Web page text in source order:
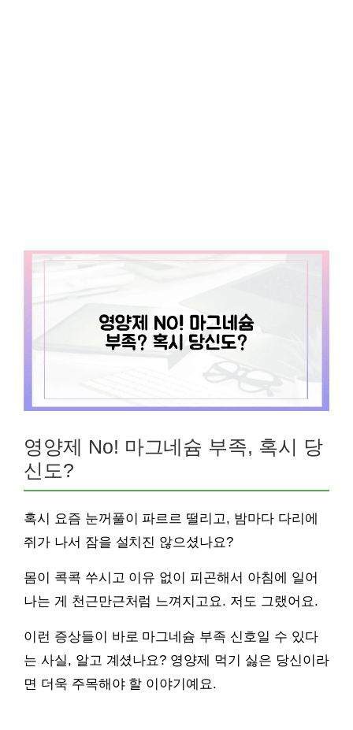
영양제 No! 마그네슘 부족, 혹시 당
신도?
혹시 요즘 눈꺼풀이 파르르 떨리고, 밤마다 다리에
쥐가 나서 잠을 설치진 않으셨나요?
몸이 콕콕 쑤시고 이유 없이 피곤해서 아침에 일어
나는 게 천근만근처럼 느껴지고요. 저도 그랬어요.
이런 증상들이 바로 마그네슘 부족 신호일 수 있다
는 사실, 알고 계셨나요? 영양제 먹기 싫은 당신이라
면 더욱 주목해야 할 이야기예요.